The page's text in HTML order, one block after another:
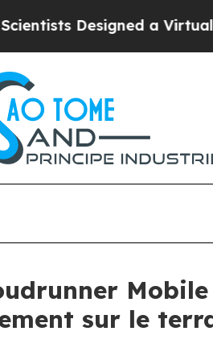
a Virtual Alien
sur le